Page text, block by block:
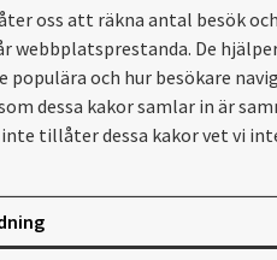
oss att räkna antal besök
webbplatsprestanda. De
populära och hur besökare
dessa kakor samlar in är
tillåter dessa kakor vet vi